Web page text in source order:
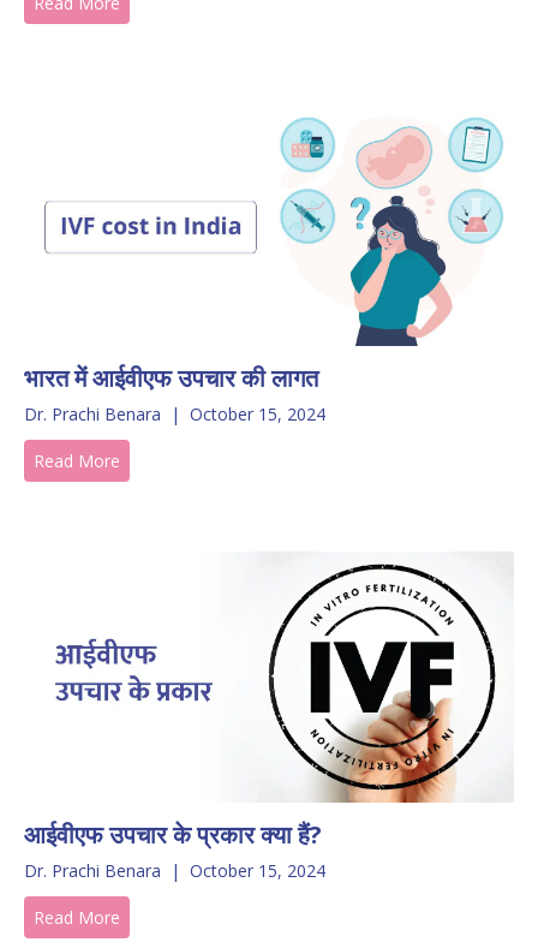
भारत में आईवीएफ उपचार की लागत
Dr. Prachi Benara | October 15, 2024
Read More
आईवीएफ उपचार के प्रकार क्या हैं?
Dr. Prachi Benara | October 15, 2024
Read More